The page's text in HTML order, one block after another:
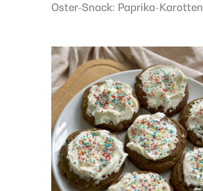
Oster-Snack: Paprika-Karotten